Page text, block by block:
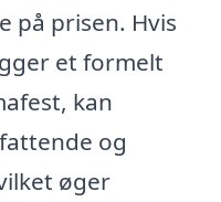
på prisen. Hvis
et formelt
kan
og
øger